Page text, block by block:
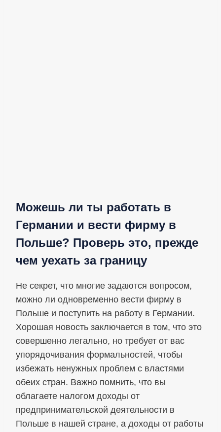
Можешь ли ты работать в
Германии и вести фирму в
Польше? Проверь это, прежде
чем уехать за границу
Не секрет, что многие задаются вопросом,
можно ли одновременно вести фирму в
Польше и поступить на работу в Германии.
Хорошая новость заключается в том, что это
совершенно легально, но требует от вас
упорядочивания формальностей, чтобы
избежать ненужных проблем с властями
обеих стран. Важно помнить, что вы
облагаете налогом доходы от
предпринимательской деятельности в
Польше в нашей стране, а доходы от работы